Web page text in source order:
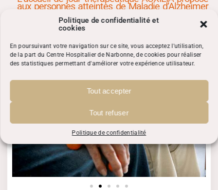
Politique de confidentialité et
cookies
En poursuivant votre navigation sur ce site, vous acceptez l'utilisation,
de la part du Centre Hospitalier de Narbonne, de cookies pour réaliser
des statistiques permettant d'améliorer votre expérience utilisateur.
Tout accepter
Tout refuser
Politique de confidentialité
aux personnes atteintes de Maladie d’Alzheimer
une prise en charge individualisée dans un cadre
de type familial sécurisé.